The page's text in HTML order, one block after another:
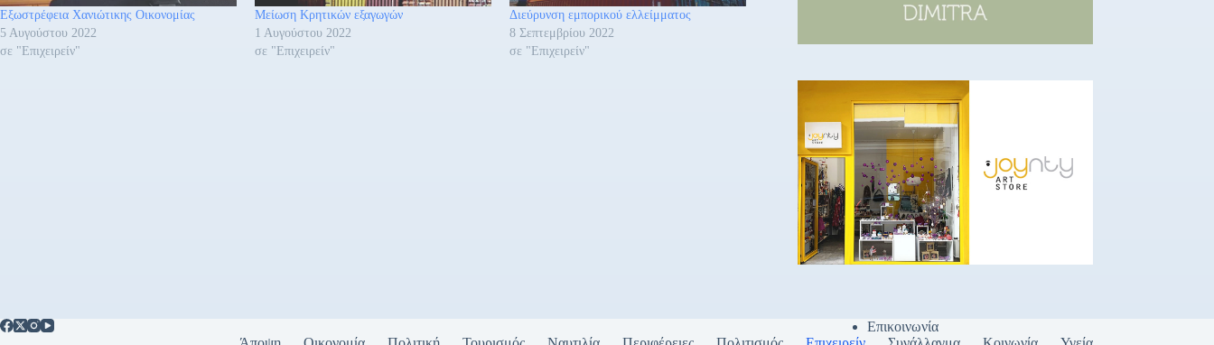
Εξωστρέφεια Χανιώτικης Οικονομίας
5 Αυγούστου 2022
σε "Επιχειρείν"
Μείωση Κρητικών εξαγωγών
1 Αυγούστου 2022
σε "Επιχειρείν"
Διεύρυνση εμπορικού ελλείμματος
8 Σεπτεμβρίου 2022
σε "Επιχειρείν"
Επικοινωνία